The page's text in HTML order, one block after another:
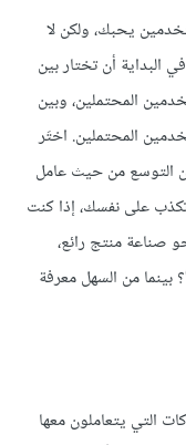
يحبك، ولكن لا
البداية أن تختار بين
المحتملين، وبين
المحتملين. اختَر
التوسع من حيث عامل
تكذب على نفسك، إذا كنت
من طريقك نحو صناعة منتج رائع،
أنك لم تقطع 70% فقط؟ أو 10%؟ بينما من السهل معرفة
التي يتعاملون معها